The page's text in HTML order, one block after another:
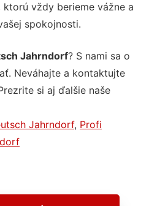
vždy berieme vážne a
spokojnosti.
Jahrndorf? S nami sa o
Neváhajte a kontaktujte
si aj ďalšie naše
Jahrndorf, Profi